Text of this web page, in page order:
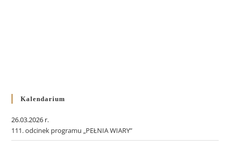
Kalendarium
26.03.2026 r.
111. odcinek programu „PEŁNIA WIARY”